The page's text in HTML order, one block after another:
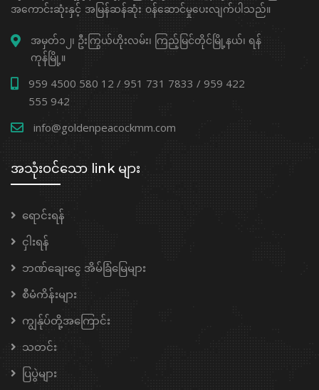
အကောင်းဆုံးနှင့် အမြန်ဆန်ဆုံး ၀န်ဆောင်မှုပေးလျက်ပါသည်။
အမှတ်၁၂၊ ဦးကြွယ်ဟိုးလမ်း၊ ကြည့်မြင်တိုင်မြို့နယ်၊ ရန်
ကုန်မြို့။
959 4500 580 12 / 951 731 7833 / 959 422
555 942
info@goldenpeacockmm.com
အသုံးဝင်သော link များ
ရောင်းရန်
ငှါးရန်
ဘဏ်ချေးငွေ အိမ်ခြံမြေများ
စီမံကိန်းများ
ကျွန်ုပ်တို့အကြောင်း
သတင်း
ပြပွဲများ